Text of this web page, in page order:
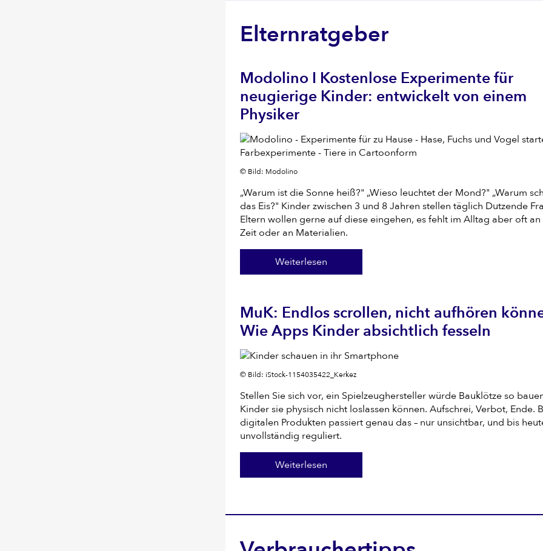
Elternratgeber
Modolino I Kostenlose Experimente für
neugierige Kinder: entwickelt von einem
Physiker
© Bild: Modolino
„Warum ist die Sonne heiß?" „Wieso leuchtet der Mond?" „Warum
das Eis?" Kinder zwischen 3 und 8 Jahren stellen täglich Dutzende
Eltern wollen gerne auf diese eingehen, es fehlt im Alltag aber oft
Zeit oder an Materialien.
Weiterlesen
MuK: Endlos scrollen, nicht aufhören
Wie Apps Kinder absichtlich fesseln
© Bild: iStock-1154035422_Kerkez
Stellen Sie sich vor, ein Spielzeughersteller würde Bauklötze so
Kinder sie physisch nicht loslassen können. Aufschrei, Verbot, Ende.
digitalen Produkten passiert genau das – nur unsichtbar, und bis
unvollständig reguliert.
Weiterlesen